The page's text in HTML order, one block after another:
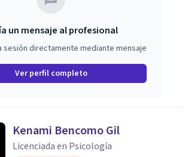
un mensaje al profesional
sesión directamente mediante mensaje
Ver perfil completo
Kenami Bencomo Gil
Licenciada en Psicología